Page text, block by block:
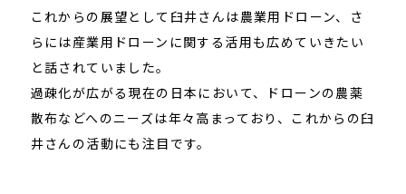
これからの展望として臼井さんは農業用ドローン、さ
らには産業用ドローンに関する活用も広めていきたい
と話されていました。
過疎化が広がる現在の日本において、ドローンの農薬
散布などへのニーズは年々高まっており、これからの臼
井さんの活動にも注目です。